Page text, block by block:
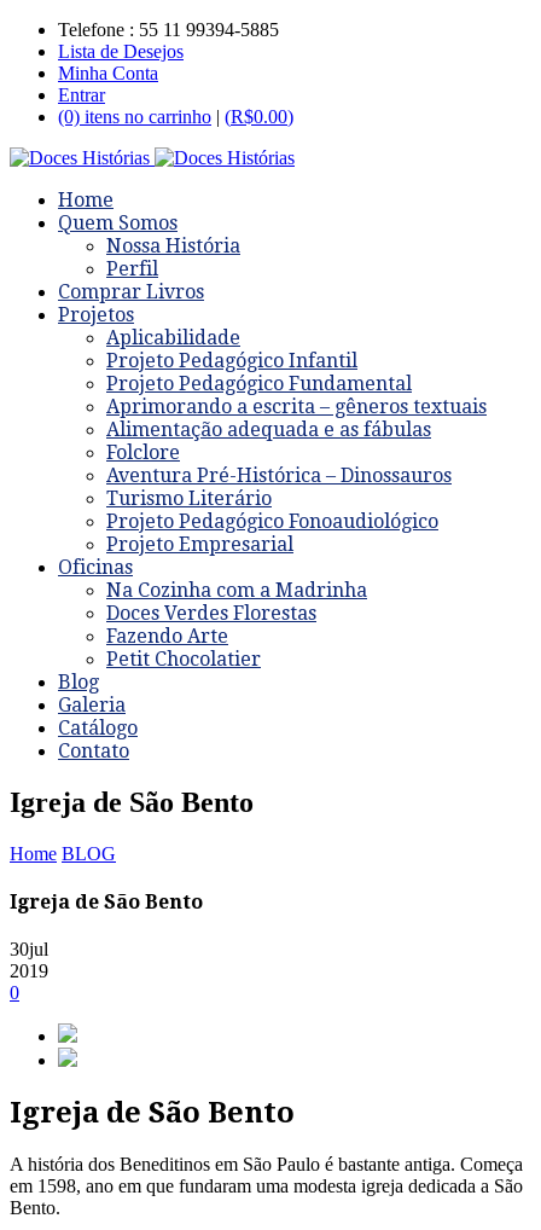
Telefone : 55 11 99394-5885
Lista de Desejos
Minha Conta
Entrar
(0) itens no carrinho | (R$0.00)
Home
Quem Somos
Nossa História
Perfil
Comprar Livros
Projetos
Aplicabilidade
Projeto Pedagógico Infantil
Projeto Pedagógico Fundamental
Aprimorando a escrita – gêneros textuais
Alimentação adequada e as fábulas
Folclore
Aventura Pré-Histórica – Dinossauros
Turismo Literário
Projeto Pedagógico Fonoaudiológico
Projeto Empresarial
Oficinas
Na Cozinha com a Madrinha
Doces Verdes Florestas
Fazendo Arte
Petit Chocolatier
Blog
Galeria
Catálogo
Contato
Igreja de São Bento
Home BLOG
Igreja de São Bento
30jul
2019
0
Igreja de São Bento
A história dos Beneditinos em São Paulo é bastante antiga. Começa
em 1598, ano em que fundaram uma modesta igreja dedicada a São
Bento.